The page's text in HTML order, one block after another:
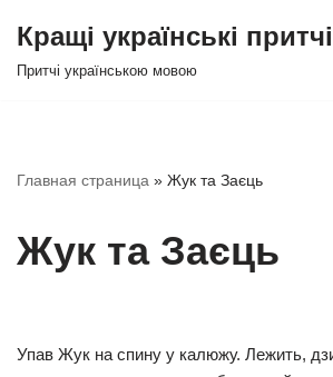
Кращі українські притчі
Притчі українською мовою
Главная страница » Жук та Заєць
Жук та Заєць
Упав Жук на спину у калюжу. Лежить,